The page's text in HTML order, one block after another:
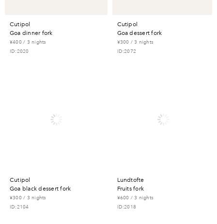
cutipol
goa dinner fork
¥400 / 3 nights
ID:2020
cutipol
goa dessert fork
¥300 / 3 nights
ID:2072
cutipol
goa black dessert fork
¥300 / 3 nights
ID:2104
lundtofte
fruits fork
¥600 / 3 nights
ID:2018